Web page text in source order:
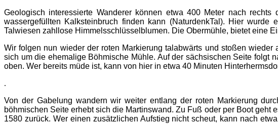
Geologisch interessierte Wanderer können etwa 400 Meter nach
wassergefüllten Kalksteinbruch finden kann (NaturdenkTal). Hier
Talwiesen zahllose Himmelsschlüsselblumen. Die Obermühle, bietet eine
Wir folgen nun wieder der roten Markierung talabwärts und stoßen
sich um die ehemalige Böhmische Mühle. Auf der sächsischen Seite folgt
oben. Wer bereits müde ist, kann von hier in etwa 40 Minuten
.
Von der Gabelung wandern wir weiter entlang der roten Markierung
böhmischen Seite erhebt sich die Martinswand. Zu Fuß oder per Boot geht
1580 zurück. Wer einen zusätzlichen Aufstieg nicht scheut, kann nach